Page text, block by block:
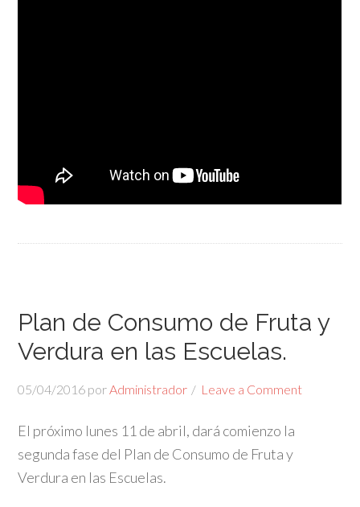
Plan de Consumo de Fruta y
Verdura en las Escuelas.
05/04/2016 porAdministrador Leave a Comment
El próximo lunes 11 de abril, dará comienzo la
segunda fase del Plan de Consumo de Fruta y
Verdura en las Escuelas.